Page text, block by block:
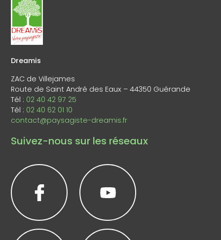
Dreamis
ZAC de Villejames
Route de Saint André des Eaux – 44350 Guérande
Tél : 02 40 42 97 25
Tél : 02 40 62 01 10
contact@paysagiste-dreamis.fr
Suivez-nous sur les réseaux